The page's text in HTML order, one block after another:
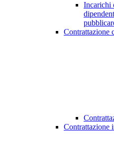
Incarichi
Contrattazione
Contrattazione